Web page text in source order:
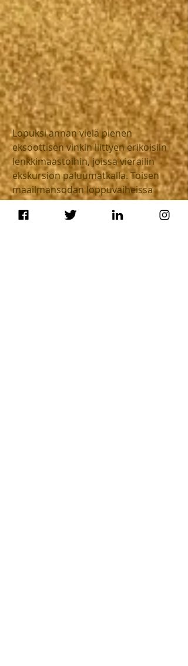
Lopuksi annan vielä pienen
eksoottisen vinkin liittyen erikoisiin
lenkkimaastoihin, joissa vierailin
ekskursion paluumatkalla. Toisen
maailmansodan loppuvaiheissa
saksalaiset rakensivat Tankavaaran
korkeudelle Schutzwall-nimisen